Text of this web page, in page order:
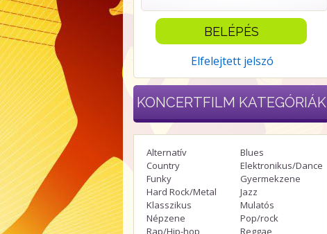
Elfelejtett jelszó
KONCERTFILM KATEGÓRIÁK
Alternatív
Blues
Country
Elektronikus/Dance
Funky
Gyermekzene
Hard Rock/Metal
Jazz
Klasszikus
Mulatós
Népzene
Pop/rock
Rap/Hip-hop
Reggae